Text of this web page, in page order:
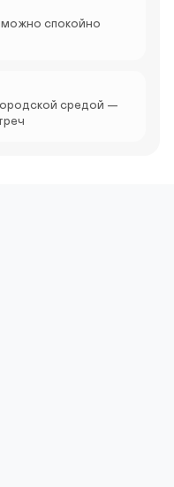
можно спокойно
средой —